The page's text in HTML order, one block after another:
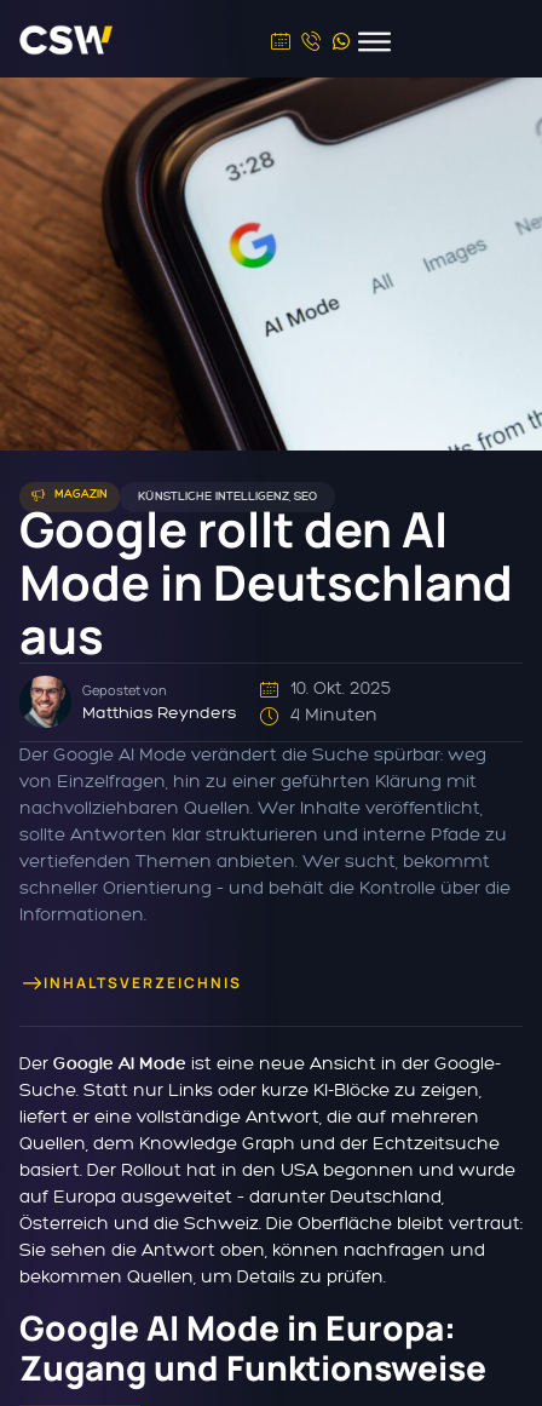
MAGAZIN KÜNSTLICHE INTELLIGENZ, SEO
Google rollt den AI
Mode in Deutschland
aus
Der Google AI Mode verändert die Suche spürbar: weg
von Einzelfragen, hin zu einer geführten Klärung mit
nachvollziehbaren Quellen. Wer Inhalte veröffentlicht,
sollte Antworten klar strukturieren und interne Pfade zu
vertiefenden Themen anbieten. Wer sucht, bekommt
schneller Orientierung – und behält die Kontrolle über die
Informationen.
Gepostet von
Matthias Reynders
10. Okt. 2025
4 Minuten
INHALTSVERZEICHNIS
Der Google AI Mode ist eine neue Ansicht in der Google-
Suche. Statt nur Links oder kurze KI-Blöcke zu zeigen,
liefert er eine vollständige Antwort, die auf mehreren
Quellen, dem Knowledge Graph und der Echtzeitsuche
basiert. Der Rollout hat in den USA begonnen und wurde
auf Europa ausgeweitet – darunter Deutschland,
Österreich und die Schweiz. Die Oberfläche bleibt vertraut:
Sie sehen die Antwort oben, können nachfragen und
bekommen Quellen, um Details zu prüfen.
Google AI Mode in Europa:
Zugang und Funktionsweise